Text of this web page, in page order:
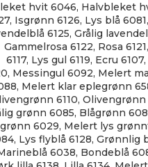
hvit 6046, Halvbleket
, Isgrønn 6126, Lys blå 6081,
6125, Grålig
Gammelrosa 6122, Rosa 6121,
6117, Lys gul 6119, Ecru 6107,
, Messingul 6092, Melert
, Melert klar eplegrønn
6110, Olivengrønn
grønn 6085, Blågrønn
6029, Melert lys
, Lys flyblå 6128, Grønnlig
6038, Bondeblå